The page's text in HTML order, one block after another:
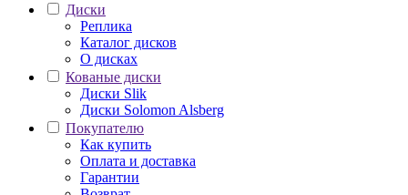
Диски
Реплика
Каталог дисков
О дисках
Кованые диски
Диски Slik
Диски Solomon Alsberg
Покупателю
Как купить
Оплата и доставка
Гарантии